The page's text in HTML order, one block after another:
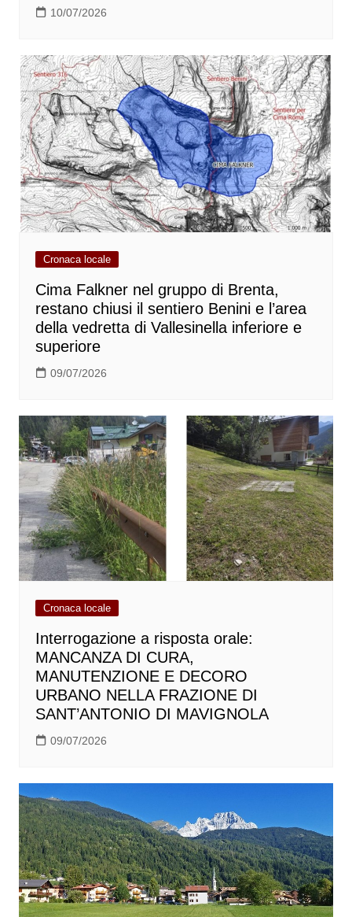
10/07/2026
Cronaca locale
Cima Falkner nel gruppo di Brenta,
restano chiusi il sentiero Benini e l’area
della vedretta di Vallesinella inferiore e
superiore
09/07/2026
Cronaca locale
Interrogazione a risposta orale:
MANCANZA DI CURA,
MANUTENZIONE E DECORO
URBANO NELLA FRAZIONE DI
SANT’ANTONIO DI MAVIGNOLA
09/07/2026